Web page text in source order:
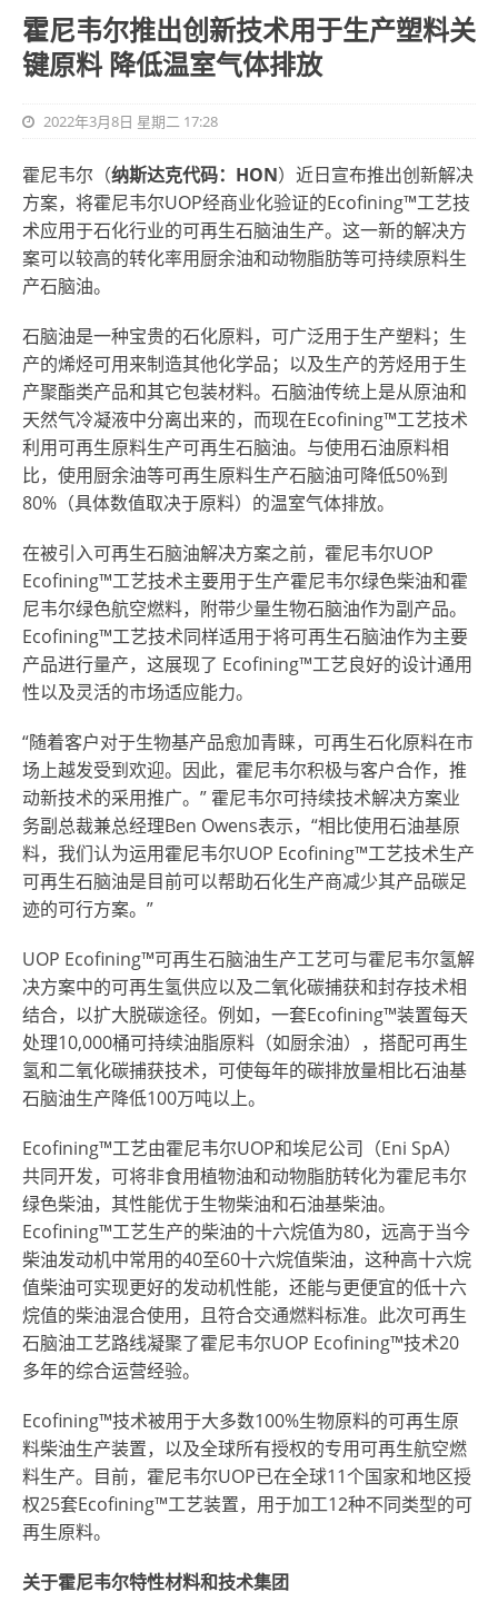
霍尼韦尔推出创新技术用于生产塑料关
键原料 降低温室气体排放
2022年3月8日 星期二 17:28
霍尼韦尔（纳斯达克代码： HON）近日宣布推出创新解决
方案，将霍尼韦尔UOP经商业化验证的Ecofining™工艺技
术应用于石化行业的可再生石脑油生产。这一新的解决方
案可以较高的转化率用厨余油和动物脂肪等可持续原料生
产石脑油。
石脑油是一种宝贵的石化原料，可广泛用于生产塑料；生
产的烯烃可用来制造其他化学品；以及生产的芳烃用于生
产聚酯类产品和其它包装材料。石脑油传统上是从原油和
天然气冷凝液中分离出来的，而现在Ecofining™工艺技术
利用可再生原料生产可再生石脑油。与使用石油原料相
比，使用厨余油等可再生原料生产石脑油可降低50%到
80%（具体数值取决于原料）的温室气体排放。
在被引入可再生石脑油解决方案之前，霍尼韦尔UOP
Ecofining™工艺技术主要用于生产霍尼韦尔绿色柴油和霍
尼韦尔绿色航空燃料，附带少量生物石脑油作为副产品。
Ecofining™工艺技术同样适用于将可再生石脑油作为主要
产品进行量产，这展现了 Ecofining™工艺良好的设计通用
性以及灵活的市场适应能力。
“随着客户对于生物基产品愈加青睐，可再生石化原料在市
场上越发受到欢迎。因此，霍尼韦尔积极与客户合作，推
动新技术的采用推广。” 霍尼韦尔可持续技术解决方案业
务副总裁兼总经理Ben Owens表示，“相比使用石油基原
料，我们认为运用霍尼韦尔UOP Ecofining™工艺技术生产
可再生石脑油是目前可以帮助石化生产商减少其产品碳足
迹的可行方案。”
UOP Ecofining™可再生石脑油生产工艺可与霍尼韦尔氢解
决方案中的可再生氢供应以及二氧化碳捕获和封存技术相
结合，以扩大脱碳途径。例如，一套Ecofining™装置每天
处理10,000桶可持续油脂原料（如厨余油），搭配可再生
氢和二氧化碳捕获技术，可使每年的碳排放量相比石油基
石脑油生产降低100万吨以上。
Ecofining™工艺由霍尼韦尔UOP和埃尼公司（Eni SpA）
共同开发，可将非食用植物油和动物脂肪转化为霍尼韦尔
绿色柴油，其性能优于生物柴油和石油基柴油。
Ecofining™工艺生产的柴油的十六烷值为80，远高于当今
柴油发动机中常用的40至60十六烷值柴油，这种高十六烷
值柴油可实现更好的发动机性能，还能与更便宜的低十六
烷值的柴油混合使用，且符合交通燃料标准。此次可再生
石脑油工艺路线凝聚了霍尼韦尔UOP Ecofining™技术20
多年的综合运营经验。
Ecofining™技术被用于大多数100%生物原料的可再生原
料柴油生产装置，以及全球所有授权的专用可再生航空燃
料生产。目前，霍尼韦尔UOP已在全球11个国家和地区授
权25套Ecofining™工艺装置，用于加工12种不同类型的可
再生原料。
关于霍尼韦尔特性材料和技术集团